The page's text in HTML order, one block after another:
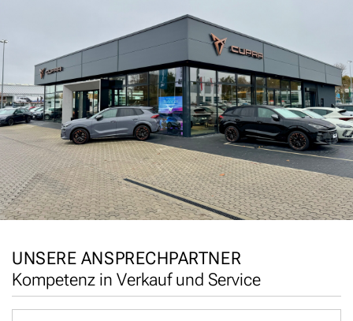
UNSERE ANSPRECHPARTNER
Kompetenz in Verkauf und Service